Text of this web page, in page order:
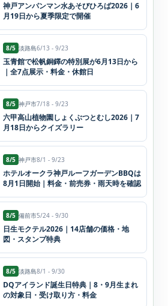
神戸アンパンマン水あそびひろば2026｜6
月19日から夏季限定で開催
8/5 淡路島6/13 - 9/23
玉青館で松帆銅鐸の特別展が6月13日から
｜全7点展示・料金・休館日
8/5 神戸市7/18 - 9/23
六甲高山植物園しょくぶつとむし2026｜7
月18日からクイズラリー
8/5 神戸市8/1 - 9/23
ホテルオークラ神戸ルーフガーデンBBQは
8月1日開始｜料金・前売券・雨天時を確認
8/5 備前市5/24 - 9/30
日生モクテル2026｜14店舗の価格・地
図・スタンプ特典
8/5 淡路島8/1 - 9/30
DQアイランド誕生日特典｜8・9月生まれ
の対象日・受け取り方・料金